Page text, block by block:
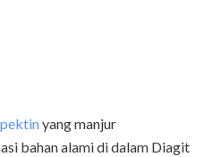
pektinyang manjur
bahan alami di dalam Diagit